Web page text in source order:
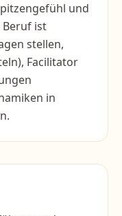
und
ist
stellen,
Facilitator
in